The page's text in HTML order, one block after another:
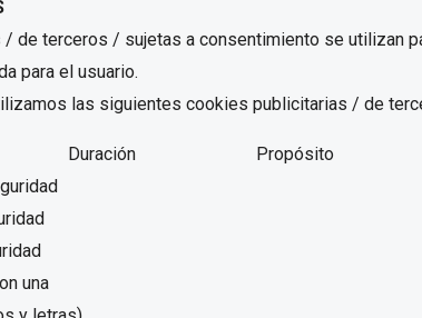
de terceros / sujetas a consentimiento se utilizan
para el usuario.
las siguientes cookies publicitarias / de
Duración Propósito
una